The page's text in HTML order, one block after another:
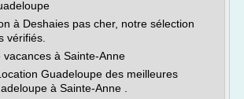
à Deshaies pas cher, notre sélection
vérifiés.
vacances à Sainte-Anne
Guadeloupe des meilleures
à Sainte-Anne .